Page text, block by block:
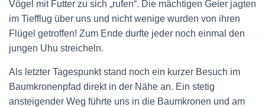
Vögel mit Futter zu sich „rufen“. Die mächtigen Geier jagten
im Tiefflug über uns und nicht wenige wurden von ihren
Flügel getroffen! Zum Ende durfte jeder noch einmal den
jungen Uhu streicheln.
Als letzter Tagespunkt stand noch ein kurzer Besuch im
Baumkronenpfad direkt in der Nähe an. Ein stetig
ansteigender Weg führte uns in die Baumkronen und am